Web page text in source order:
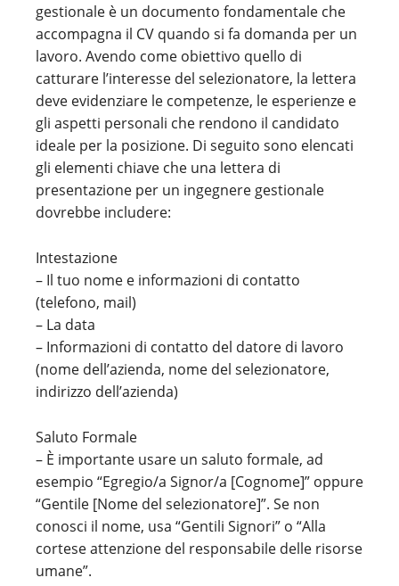
gestionale è un documento fondamentale che
accompagna il CV quando si fa domanda per un
lavoro. Avendo come obiettivo quello di
catturare l’interesse del selezionatore, la lettera
deve evidenziare le competenze, le esperienze e
gli aspetti personali che rendono il candidato
ideale per la posizione. Di seguito sono elencati
gli elementi chiave che una lettera di
presentazione per un ingegnere gestionale
dovrebbe includere:
Intestazione
– Il tuo nome e informazioni di contatto
(telefono, mail)
– La data
– Informazioni di contatto del datore di lavoro
(nome dell’azienda, nome del selezionatore,
indirizzo dell’azienda)
Saluto Formale
– È importante usare un saluto formale, ad
esempio “Egregio/a Signor/a [Cognome]” oppure
“Gentile [Nome del selezionatore]”. Se non
conosci il nome, usa “Gentili Signori” o “Alla
cortese attenzione del responsabile delle risorse
umane”.